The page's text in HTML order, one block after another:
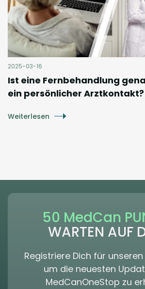
2025-03-16
Ist eine Fernbehandlung
ein persönlicher Arztkontakt?
Weiterlesen
50 MedCan
WARTEN AUF
Registriere Dich für
um die neuesten
MedCanOneStop zu